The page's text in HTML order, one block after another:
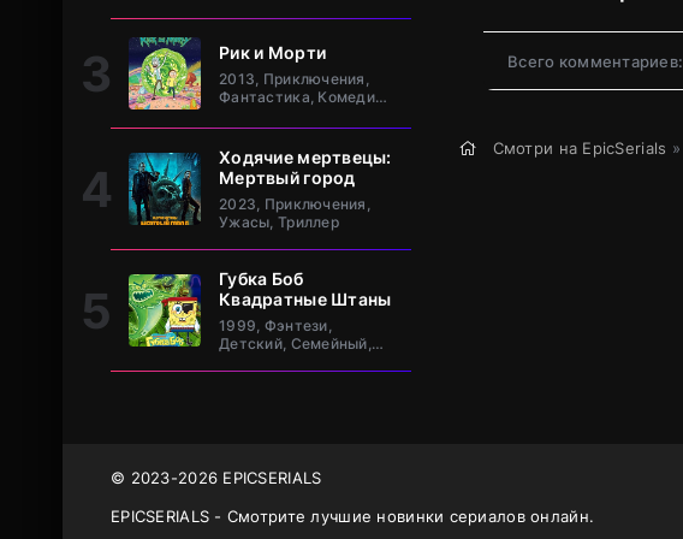
Рик и Морти
2013, Приключения,
Фантастика, Комедия,
Ходячие мертвецы:
Мертвый город
2023, Приключения,
Ужасы, Триллер
Губка Боб
Квадратные Штаны
1999, Фэнтези,
Детский, Семейный,
Всего комментариев:
Смотри на EpicSerials »
© 2023-2026 EPICSERIALS
EPICSERIALS - Смотрите лучшие новинки сериалов онлайн.